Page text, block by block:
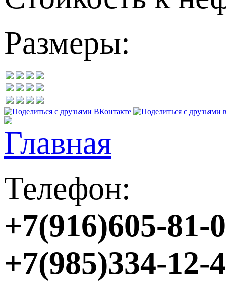
Размеры:
Телефон:
+7(916)605-81-
+7(985)334-12-